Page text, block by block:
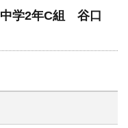
学2年C組 谷口